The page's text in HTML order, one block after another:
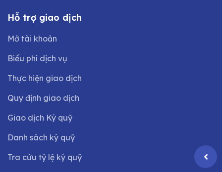
Hỗ trợ giao dịch
Mở tài khoản
Biểu phí dịch vụ
Thực hiện giao dịch
Quy định giao dịch
Giao dịch Ký quỹ
Danh sách ký quỹ
Tra cứu tỷ lệ ký quỹ